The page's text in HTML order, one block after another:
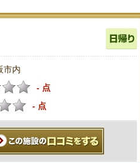
市内
- 点
- 点